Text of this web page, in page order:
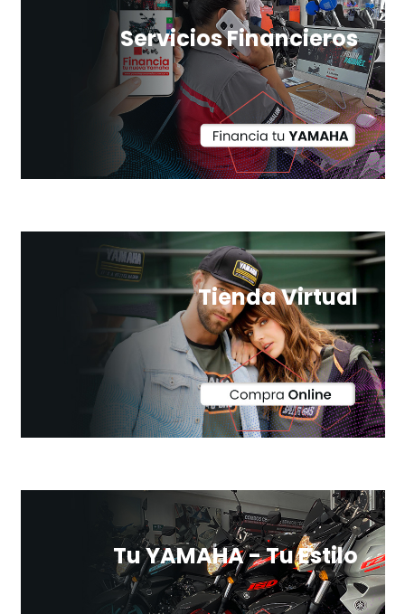
Servicios Financieros
Tienda Virtual
Tu YAMAHA - Tu Estilo